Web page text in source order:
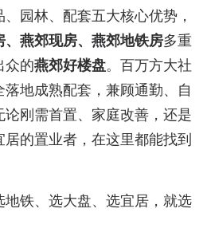
园林、配套五大核心优势，
、燕郊现房、燕郊地铁房多重
众的燕郊好楼盘。百万方大社
地成熟配套，兼顾通勤、自
刚需首置、家庭改善，还是
的置业者，在这里都能找到
铁、选大盘、选宜居，就选